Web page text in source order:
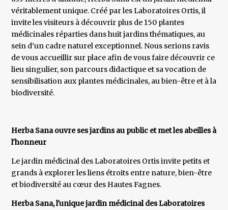
véritablement unique. Créé par les Laboratoires Ortis, il
invite les visiteurs à découvrir plus de 150 plantes
médicinales réparties dans huit jardins thématiques, au
sein d’un cadre naturel exceptionnel. Nous serions ravis
de vous accueillir sur place afin de vous faire découvrir ce
lieu singulier, son parcours didactique et sa vocation de
sensibilisation aux plantes médicinales, au bien-être et à la
biodiversité.
Herba Sana ouvre ses jardins au public et met les abeilles à
l'honneur
Le jardin médicinal des Laboratoires Ortis invite petits et
grands à explorer les liens étroits entre nature, bien-être
et biodiversité au cœur des Hautes Fagnes.
Herba Sana, l'unique jardin médicinal des Laboratoires